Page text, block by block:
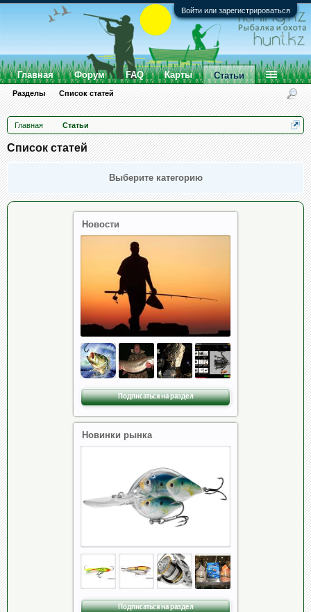
Войти или зарегистрироваться
Главная Статьи
Список статей
Выберите категорию
Новости
Подписаться на раздел
Новинки рынка
Подписаться на раздел
Главная Форум FAQ Карты Статьи
Разделы Список статей